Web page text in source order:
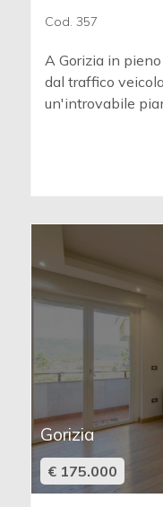
Cod. 357
A Gorizia in
dal traffico
un'introvabile
Gorizia
€ 175.000